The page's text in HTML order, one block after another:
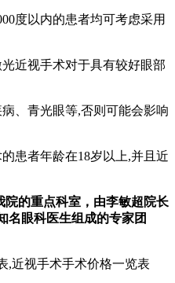
度以内的患者均可考虑采用
近视手术对于具有较好眼部
、青光眼等,否则可能会影响
患者年龄在18岁以上,并且近
院的重点科室，由李敏超院长
名眼科医生组成的专家团